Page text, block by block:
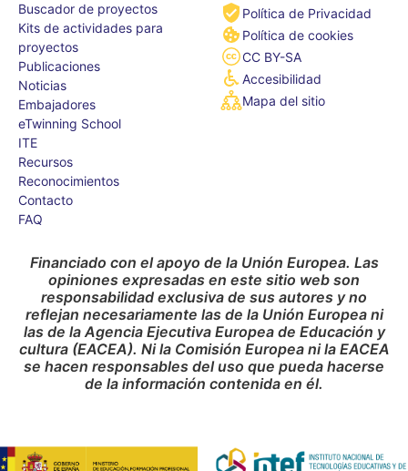
Buscador de proyectos
Kits de actividades para
proyectos
Publicaciones
Noticias
Embajadores
eTwinning School
ITE
Recursos
Reconocimientos
Contacto
FAQ
Política de Privacidad
Política de cookies
CC BY-SA
Accesibilidad
Mapa del sitio
Financiado con el apoyo de la Unión Europea. Las
opiniones expresadas en este sitio web son
responsabilidad exclusiva de sus autores y no
reflejan necesariamente las de la Unión Europea ni
las de la Agencia Ejecutiva Europea de Educación y
cultura (EACEA). Ni la Comisión Europea ni la EACEA
se hacen responsables del uso que pueda hacerse
de la información contenida en él.